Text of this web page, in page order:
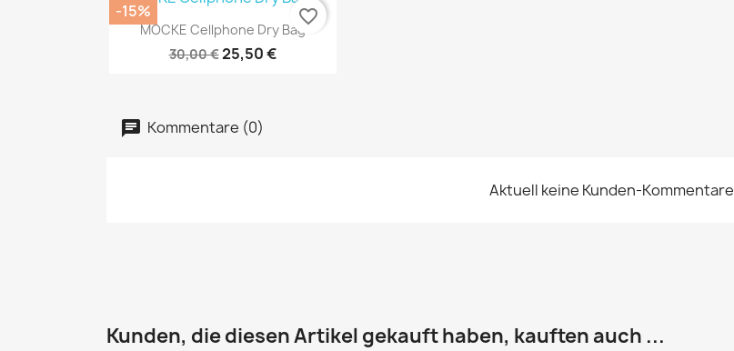
Vorschau
MOCKE Cellphone Dry Bag
30,00 €25,50 €
-15% favorite_border
Kommentare (0)
Aktuell keine Kunden-Kommentare
Kunden, die diesen Artikel gekauft haben, kauften auch ...